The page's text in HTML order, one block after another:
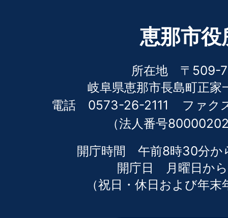
恵那市役
所在地 〒509-
岐阜県恵那市長島町正家
電話 0573-26-2111
ファ
（法人番号
開庁時間 午前8時30分か
開庁日 月曜日か
（祝日・休日および年